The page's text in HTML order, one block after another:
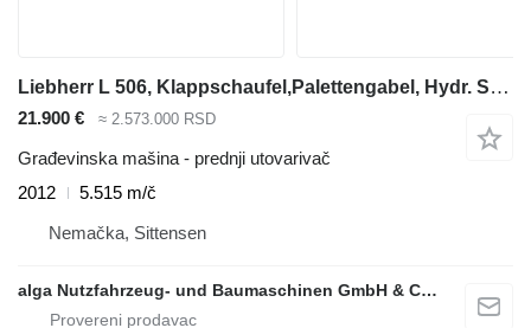
Liebherr L 506, Klappschaufel,Palettengabel, Hydr. S.W.S
21.900 € ≈ 2.573.000 RSD
Građevinska mašina - prednji utovarivač
2012
5.515 m/č
Nemačka, Sittensen
alga Nutzfahrzeug- und Baumaschinen GmbH & Co. KG